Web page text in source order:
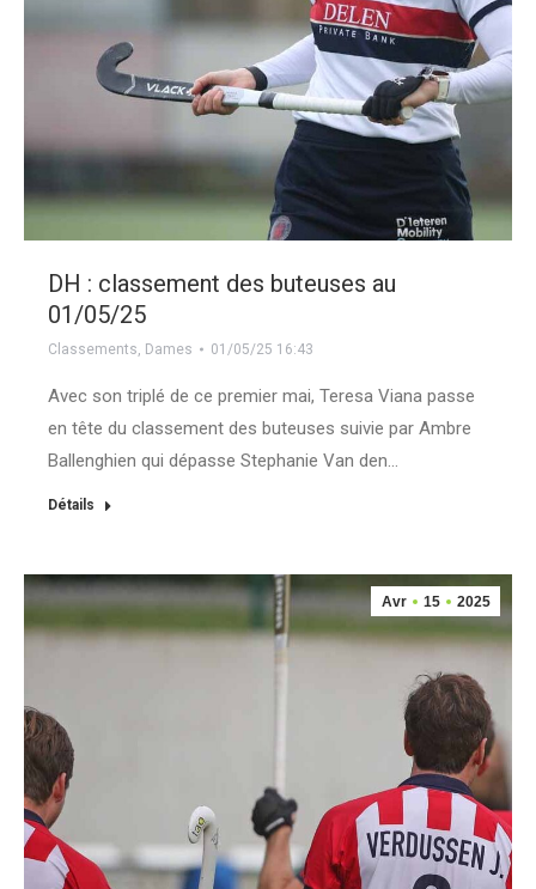
DH : classement des buteuses au
01/05/25
Classements, Dames 01/05/25 16:43
Avec son triplé de ce premier mai, Teresa Viana passe
en tête du classement des buteuses suivie par Ambre
Ballenghien qui dépasse Stephanie Van den…
Détails
Avr 15 2025